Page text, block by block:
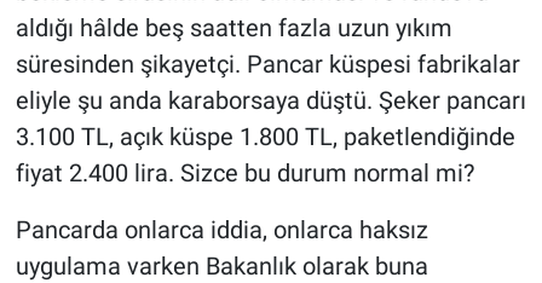
aldığı hâlde beş saatten fazla uzun yıkım
süresinden şikayetçi. Pancar küspesi fabrikalar
eliyle şu anda karaborsaya düştü. Şeker pancarı
3.100 TL, açık küspe 1.800 TL, paketlendiğinde
fiyat 2.400 lira. Sizce bu durum normal mi?
Pancarda onlarca iddia, onlarca haksız
uygulama varken Bakanlık olarak buna